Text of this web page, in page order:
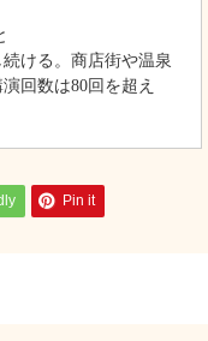
ける。商店街や温泉
回数は80回を超え
Pin it